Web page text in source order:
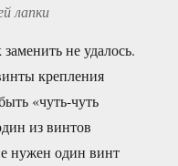
лапки
не удалось.
крепления
«чуть-чуть
из винтов
нужен один винт